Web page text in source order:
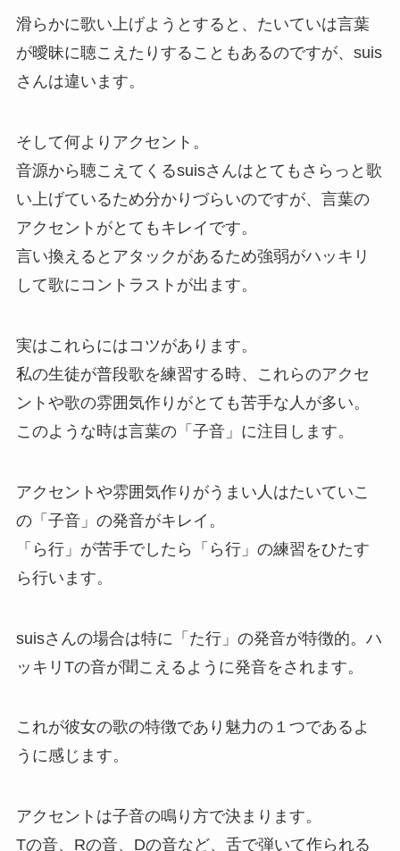
滑らかに歌い上げようとすると、たいていは言葉
が曖昧に聴こえたりすることもあるのですが、suis
さんは違います。
そして何よりアクセント。
音源から聴こえてくるsuisさんはとてもさらっと歌
い上げているため分かりづらいのですが、言葉の
アクセントがとてもキレイです。
言い換えるとアタックがあるため強弱がハッキリ
して歌にコントラストが出ます。
実はこれらにはコツがあります。
私の生徒が普段歌を練習する時、これらのアクセ
ントや歌の雰囲気作りがとても苦手な人が多い。
このような時は言葉の「子音」に注目します。
アクセントや雰囲気作りがうまい人はたいていこ
の「子音」の発音がキレイ。
「ら行」が苦手でしたら「ら行」の練習をひたす
ら行います。
suisさんの場合は特に「た行」の発音が特徴的。ハ
ッキリTの音が聞こえるように発音をされます。
これが彼女の歌の特徴であり魅力の１つであるよ
うに感じます。
アクセントは子音の鳴り方で決まります。
Tの音、Rの音、Dの音など、舌で弾いて作られる